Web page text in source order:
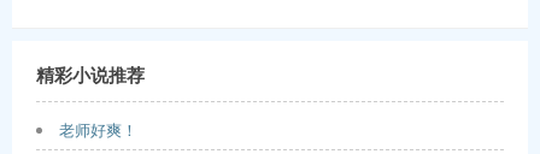
精彩小说推荐
老师好爽！